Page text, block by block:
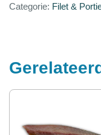
Categorie: Filet &